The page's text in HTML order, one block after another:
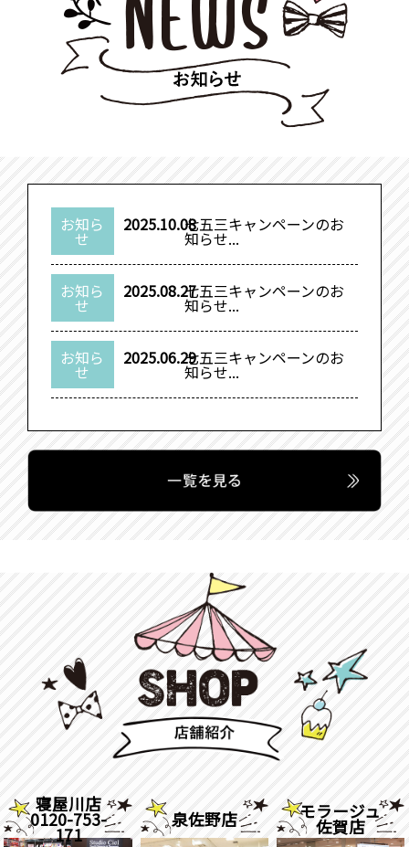
お知ら
せ
2025.10.08七五三キャンペーンのお
知らせ...
お知ら
せ
2025.08.27七五三キャンペーンのお
知らせ...
お知ら
せ
2025.06.29七五三キャンペーンのお
知らせ...
寝屋川店
0120-753-
171
泉佐野店 モラージュ
佐賀店